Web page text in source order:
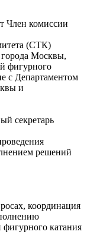
Член комиссии
(СТК)
Москвы,
фигурного
с Департаментом
и
секретарь
решений
координация
катания